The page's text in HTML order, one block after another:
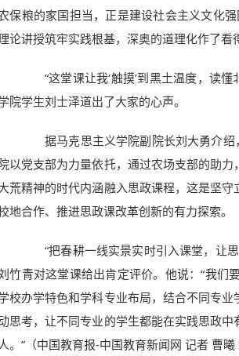
保粮的家国担当，正是建设社会主义文化
论讲授筑牢实践根基，深奥的道理化作了看
“这堂课让我‘触摸’到黑土温度，读懂
院学生刘士泽道出了大家的心声。
据马克思主义学院副院长刘大勇介绍
院以党支部为力量依托，通过农场支部的助
荒精神的时代内涵融入思政课程，这是坚
地合作、推进思政课改革创新的有力探索。
“把春耕一线实景实时引入课堂，让思
竹青对这堂课给出肯定评价。他说：“我们
校办学特色和学科专业布局，结合不同专
思考，让不同专业的学生都能在实践思政
。”（中国教育报-中国教育新闻网 记者 曹曦